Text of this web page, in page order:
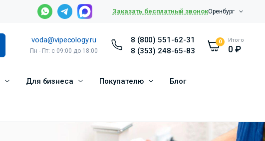
Заказать бесплатный звонокОренбург
voda@vipecology.ru
Пн - Пт: с 09:00 до 18:00
8 (800) 551-62-31
8 (353) 248-65-83
0 Итого
0₽
Для бизнеса Покупателю Блог